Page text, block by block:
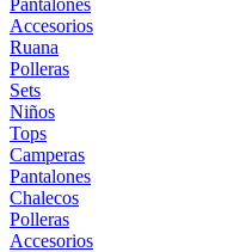
Pantalones
Accesorios
Ruana
Polleras
Sets
Niños
Tops
Camperas
Pantalones
Chalecos
Polleras
Accesorios